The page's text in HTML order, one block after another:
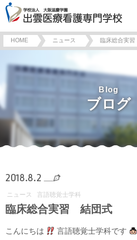
HOME ニュース 臨床総合実
Blog
ブログ
2018.8.2
ニュース 言語聴覚士学科
臨床総合実習 結団式
こんにちは 言語聴覚士学科です